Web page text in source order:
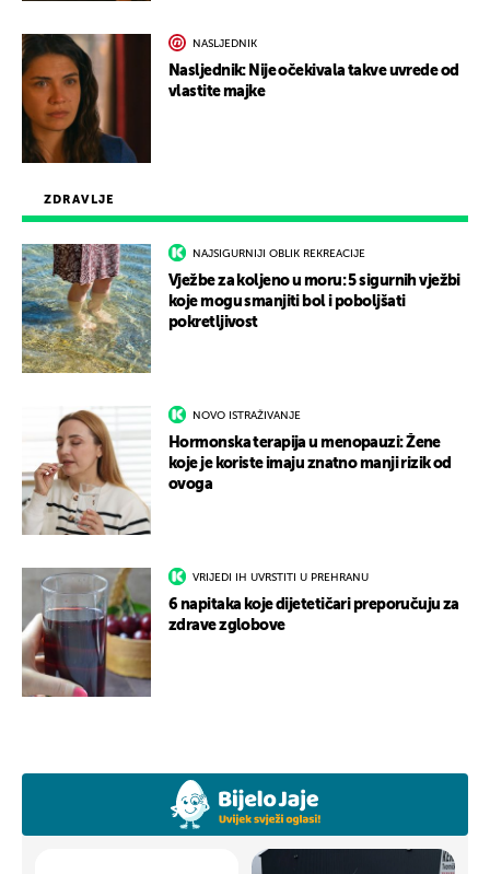
ZDRAVLJE
NAJSIGURNIJI OBLIK REKREACIJE
Vježbe za koljeno u moru: 5 sigurnih vježbi
koje mogu smanjiti bol i poboljšati
pokretljivost
NOVO ISTRAŽIVANJE
Hormonska terapija u menopauzi: Žene
koje je koriste imaju znatno manji rizik od
ovoga
VRIJEDI IH UVRSTITI U PREHRANU
6 napitaka koje dijetetičari preporučuju za
zdrave zglobove
NASLJEDNIK
Nasljednik: Nije očekivala takve uvrede od
vlastite majke